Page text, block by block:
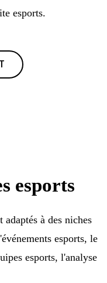
esports.
esports
adaptés à des niches
esports, le
esports, l'analyse